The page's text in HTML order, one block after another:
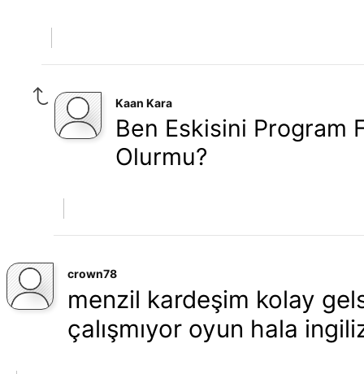
Kaan Kara
Ben Eskisini Program
Olurmu?
crown78
menzil kardeşim kolay
çalışmıyor oyun hala